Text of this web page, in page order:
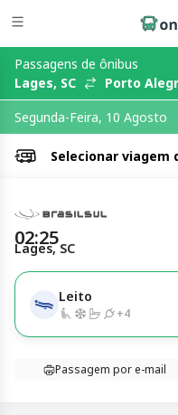
Passagens de ônibus
Lages, SC
Porto
Segunda-Feira, 10 Agosto
Selecionar viagem
02:25
Lages, SC
Leito
+4
Passagem por e-mail